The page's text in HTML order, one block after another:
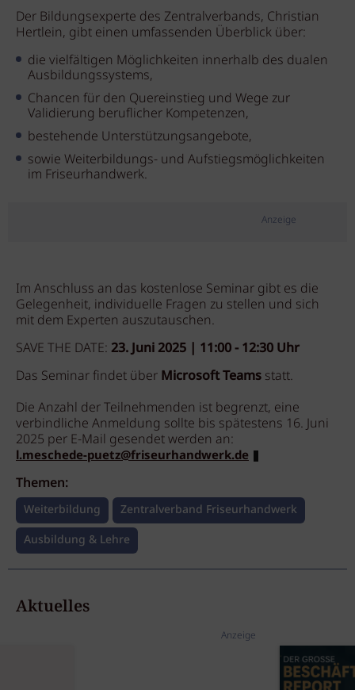
Der Bildungsexperte des Zentralverbands, Christian
Hertlein, gibt einen umfassenden Überblick über:
die vielfältigen Möglichkeiten innerhalb des dualen
Ausbildungssystems,
Chancen für den Quereinstieg und Wege zur
Validierung beruflicher Kompetenzen,
bestehende Unterstützungsangebote,
sowie Weiterbildungs- und Aufstiegsmöglichkeiten
im Friseurhandwerk.
Anzeige
Im Anschluss an das kostenlose Seminar gibt es die
Gelegenheit, individuelle Fragen zu stellen und sich
mit dem Experten auszutauschen.
SAVE THE DATE: 23. Juni 2025 | 11:00 - 12:30 Uhr
Das Seminar findet über Microsoft Teams statt.
Die Anzahl der Teilnehmenden ist begrenzt, eine
verbindliche Anmeldung sollte bis spätestens 16. Juni
2025 per E-Mail gesendet werden an:
l.meschede-puetz@friseurhandwerk.de
Themen:
Weiterbildung
Zentralverband Friseurhandwerk
Ausbildung & Lehre
Aktuelles
Anzeige